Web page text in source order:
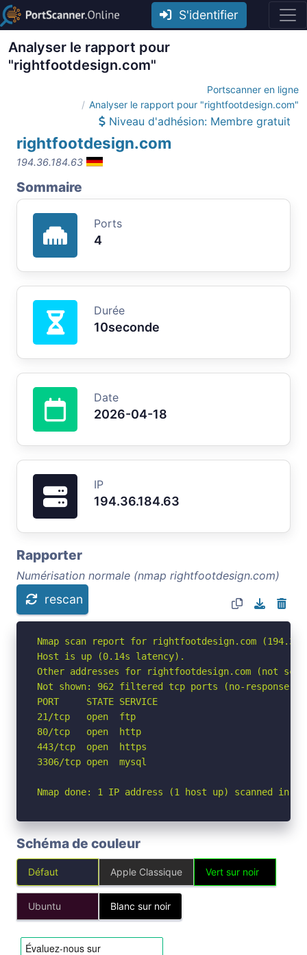
S'identifier
Analyser le rapport pour
"rightfootdesign.com"
Portscanner en ligne
Analyser le rapport pour "rightfootdesign.com"
Niveau d'adhésion: Membre gratuit
rightfootdesign.com
194.36.184.63
Sommaire
Ports
4
Durée
10seconde
Date
2026-04-18
IP
194.36.184.63
Rapporter
Numérisation normale (nmap rightfootdesign.com)
rescan
Nmap scan report for rightfootdesign.com
Host is up (0.14s latency).
Other addresses for rightfootdesign.com (not
Not shown: 962 filtered tcp ports (no-
PORT     STATE SERVICE
21/tcp   open  ftp
80/tcp   open  http
443/tcp  open  https
3306/tcp open  mysql
Nmap done: 1 IP address (1 host up) scanned in
Schéma de couleur
Défaut Apple Classique Vert sur noir
Ubuntu Blanc sur noir